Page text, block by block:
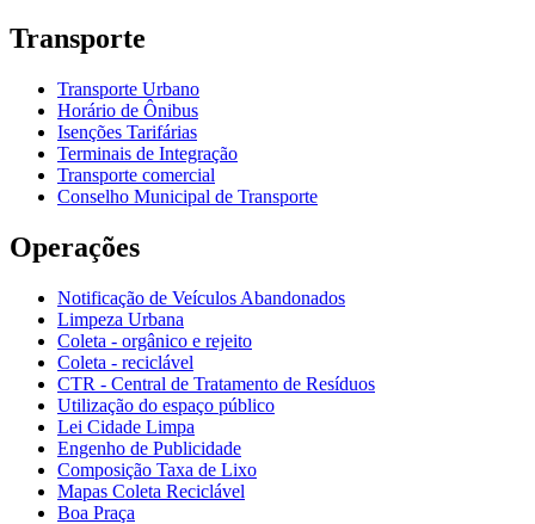
Transporte
Transporte Urbano
Horário de Ônibus
Isenções Tarifárias
Terminais de Integração
Transporte comercial
Conselho Municipal de Transporte
Operações
Notificação de Veículos Abandonados
Limpeza Urbana
Coleta - orgânico e rejeito
Coleta - reciclável
CTR - Central de Tratamento de Resíduos
Utilização do espaço público
Lei Cidade Limpa
Engenho de Publicidade
Composição Taxa de Lixo
Mapas Coleta Reciclável
Boa Praça